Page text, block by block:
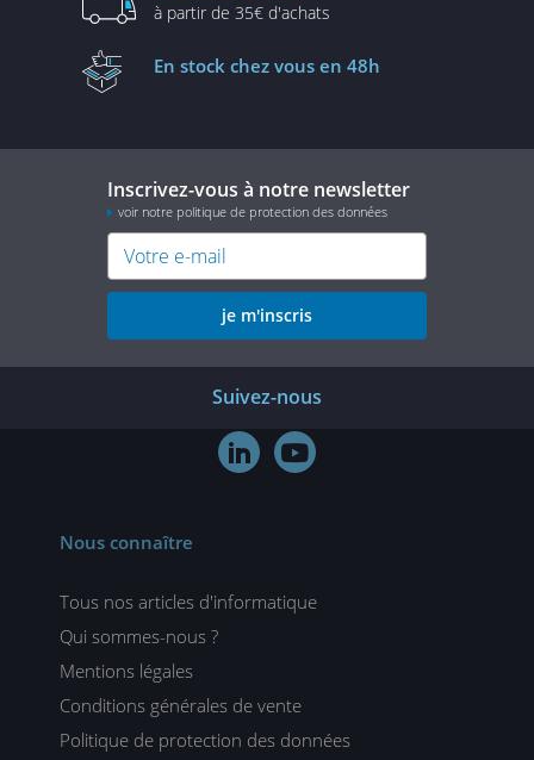
à partir de 35€ d'achats
En stock chez vous en 48h
Inscrivez-vous à notre newsletter
voir notre politique de protection des données
je m'inscris
Suivez-nous
 
Nous connaître
Tous nos articles d'informatique
Qui sommes-nous ?
Mentions légales
Conditions générales de vente
Politique de protection des données